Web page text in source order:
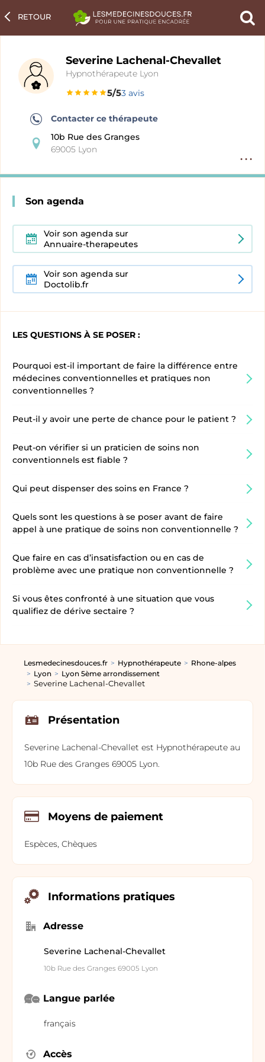
un
RETOUR
fiche
Severine Lachenal-Chevallet
Hypnothérapeute Lyon
5/53 avis
Contacter ce thérapeute
10b Rue des Granges
69005 Lyon
Son agenda
Voir son agenda sur
Annuaire-therapeutes
Voir son agenda sur
Doctolib.fr
LES QUESTIONS À SE POSER :
Pourquoi est-il important de faire la différence entre
médecines conventionnelles et pratiques non
conventionnelles ?
Peut-il y avoir une perte de chance pour le patient ?
Peut-on vérifier si un praticien de soins non
conventionnels est fiable ?
Qui peut dispenser des soins en France ?
Quels sont les questions à se poser avant de faire
appel à une pratique de soins non conventionnelle ?
Que faire en cas d’insatisfaction ou en cas de
problème avec une pratique non conventionnelle ?
Si vous êtes confronté à une situation que vous
qualifiez de dérive sectaire ?
Lesmedecinesdouces.fr Hypnothérapeute
Rhone-alpes
Lyon
Lyon 5ème arrondissement
Severine Lachenal-Chevallet
Présentation
Severine Lachenal-Chevallet est Hypnothérapeute au
10b Rue des Granges 69005 Lyon.
Moyens de paiement
Espèces, Chèques
Informations pratiques
Adresse
Severine Lachenal-Chevallet
10b Rue des Granges 69005 Lyon
Langue parlée
français
Accès